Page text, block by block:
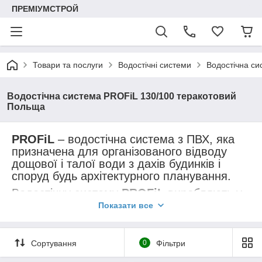
ПРЕМІУМСТРОЙ
Товари та послуги Водостічні системи Водостічна
Водостічна система PROFiL 130/100 теракотовий
Польща
PROFiL – водостічна система з ПВХ, яка
призначена для організованого відводу
дощової і талої води з дахів будинків і
споруд будь архітектурного планування.
Водостічну систему PROFiL
виробляють у
Польщі вже понад 35-ти років. В Україні ця
будучи найпопулярнішим водостоком.
PROFiLнадає гарантію на водостічні
системи - 10 років. Вона поширюється на
Показати все
Сортування 0 Фільтри